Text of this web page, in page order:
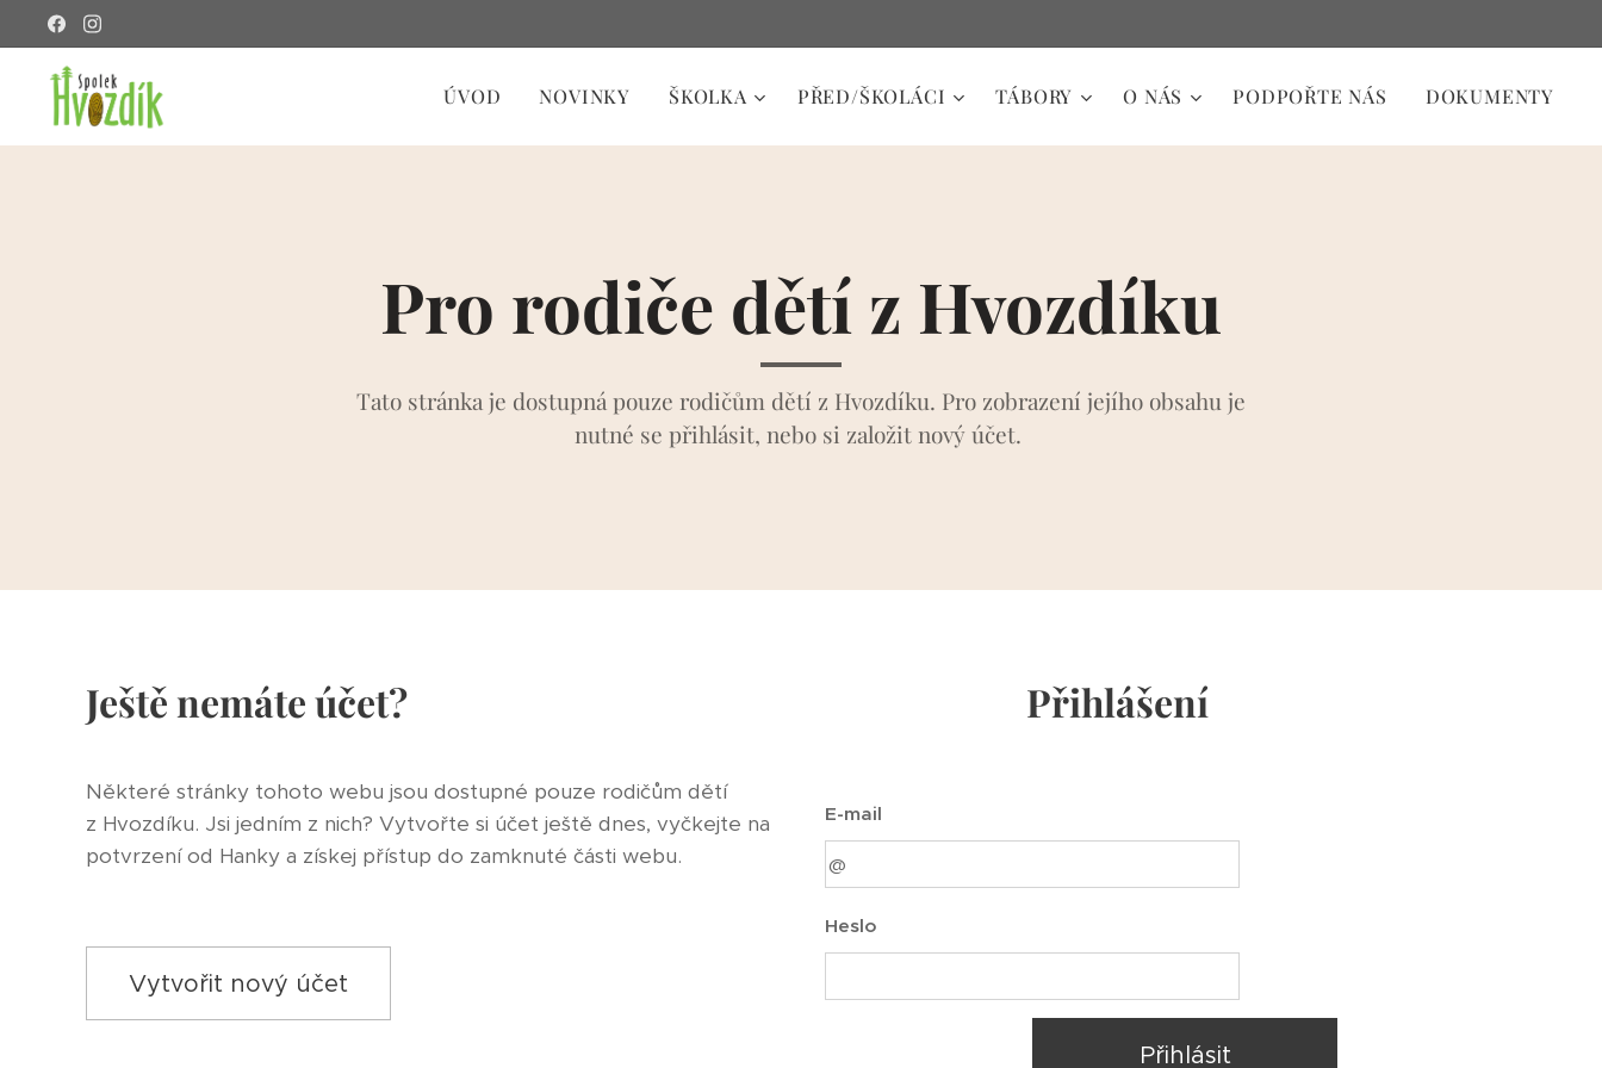
ÚVOD NOVINKY ŠKOLKA PŘED/ŠKOLÁCI TÁBORY O NÁS PODPOŘTE NÁS DOKUMENTY
Pro rodiče dětí z Hvozdíku
Tato stránka je dostupná pouze rodičům dětí z Hvozdíku. Pro zobrazení jejího obsahu je
nutné se přihlásit, nebo si založit nový účet.
Ještě nemáte účet?
Některé stránky tohoto webu jsou dostupné pouze rodičům dětí
z Hvozdíku. Jsi jedním z nich? Vytvořte si účet ještě dnes, vyčkejte na
potvrzení od Hanky a získej přístup do zamknuté části webu.
Vytvořit nový účet
Přihlášení
E-mail
Heslo
Přihlásit